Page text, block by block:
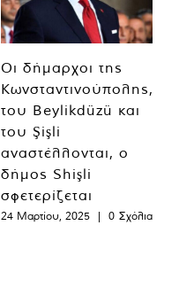
Οι δήμαρχοι της
Κωνσταντινούπολης,
του Beylikdüzü και
του Şişli
αναστέλλονται, ο
δήμος Shişli
σφετερίζεται
24 Μαρτίου, 2025 | 0 Σχόλια